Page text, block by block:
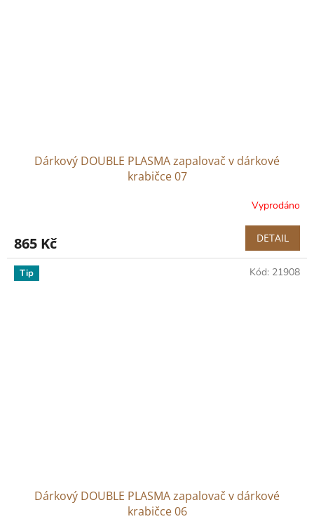
Dárkový DOUBLE PLASMA zapalovač v dárkové
krabičce 07
Vyprodáno
865 Kč DETAIL
Tip
Dárkový DOUBLE PLASMA zapalovač v dárkové
krabičce 06
Kód: 21908